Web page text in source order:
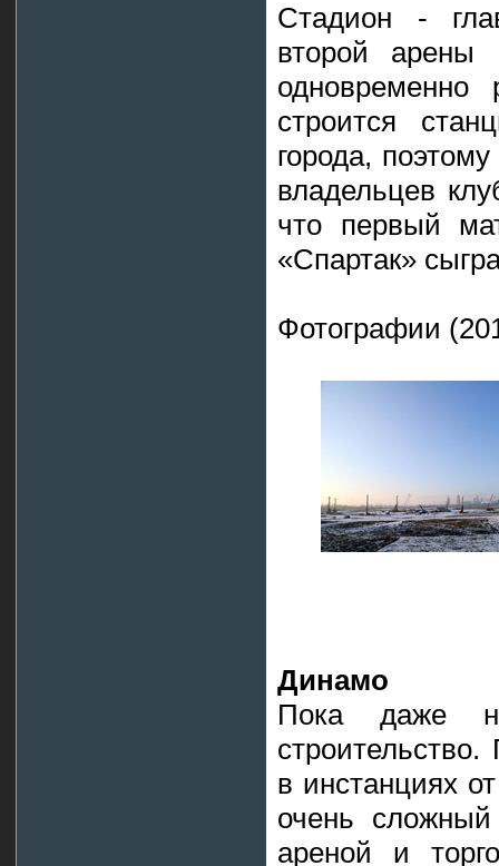
Стадион -
второй
одновременно
строится
города,
владельцев
что первый
«Спартак»
Фотографии
Динамо
Пока даже
в инстанциях
очень
ареной и